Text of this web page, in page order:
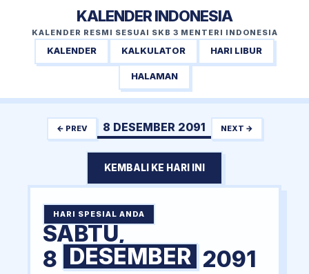
KALENDER INDONESIA
KALENDER RESMI SESUAI SKB 3 MENTERI INDONESIA
KALENDER KALKULATOR HARI LIBUR
HALAMAN
← PREV 8 DESEMBER 2091 NEXT →
KEMBALI KE HARI INI
HARI SPESIAL ANDA
SABTU,
8 DESEMBER 2091